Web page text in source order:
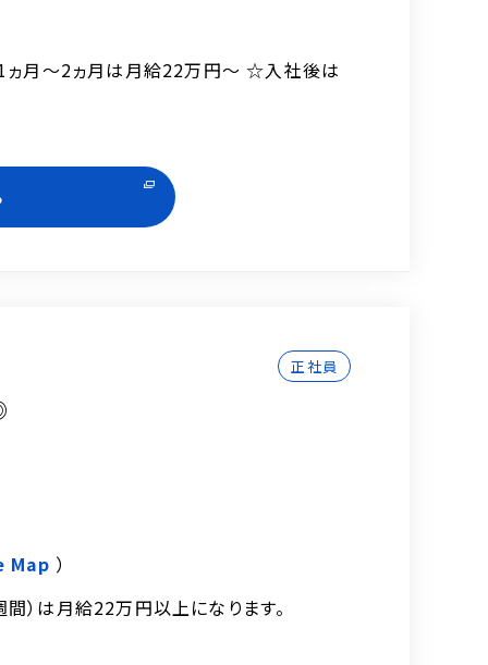
月～2ヵ月は月給22万円～ ☆入社後は
正社員
Map ）
は月給22万円以上になります。